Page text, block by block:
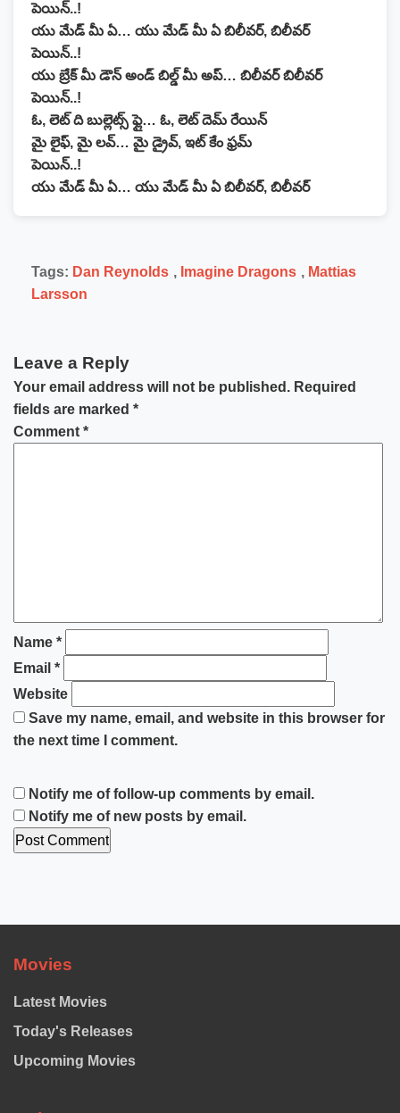
పెయిన్..!
యు మేడ్ మీ ఏ… యు మేడ్ మీ ఏ బిలీవర్, బిలీవర్
పెయిన్..!
యు బ్రేక్ మీ డౌన్ అండ్ బిల్డ్ మీ అప్… బిలీవర్ బిలీవర్
పెయిన్..!
ఓ, లెట్ ది బుల్లెట్స్ ఫ్లై… ఓ, లెట్ దెమ్ రేయిన్
మై లైఫ్, మై లవ్… మై డ్రైవ్, ఇట్ కేం ఫ్రమ్
పెయిన్..!
యు మేడ్ మీ ఏ… యు మేడ్ మీ ఏ బిలీవర్, బిలీవర్
Tags: Dan Reynolds , Imagine Dragons , Mattias
Larsson
Leave a Reply
Your email address will not be published. Required
fields are marked *
Comment *
Name *
Email *
Website
Save my name, email, and website in this browser for
the next time I comment.
Notify me of follow-up comments by email.
Notify me of new posts by email.
Movies
Latest Movies
Today's Releases
Upcoming Movies